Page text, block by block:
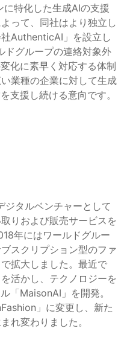
に特化した生成AIの支援
って、同社はより独立し
AuthenticAI」を設立し
ドグループの連絡対象外
化に素早く対応する体制
業種の企業に対して生成
支援し続ける意向です。
タルベンチャーとして
りおよび販売サービスを
年にはワールドグルー
スクリプション型のファ
拡大しました。最近で
活かし、テクノロジーを
「MaisonAI」を開発。
」に変更し、新た
れ変わりました。